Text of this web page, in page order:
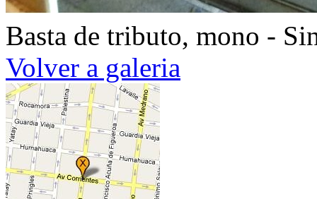
Basta de tributo, mono -
Volver a galeria